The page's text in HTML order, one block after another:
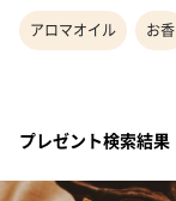
アロマオイル お香
プレゼント検索結果